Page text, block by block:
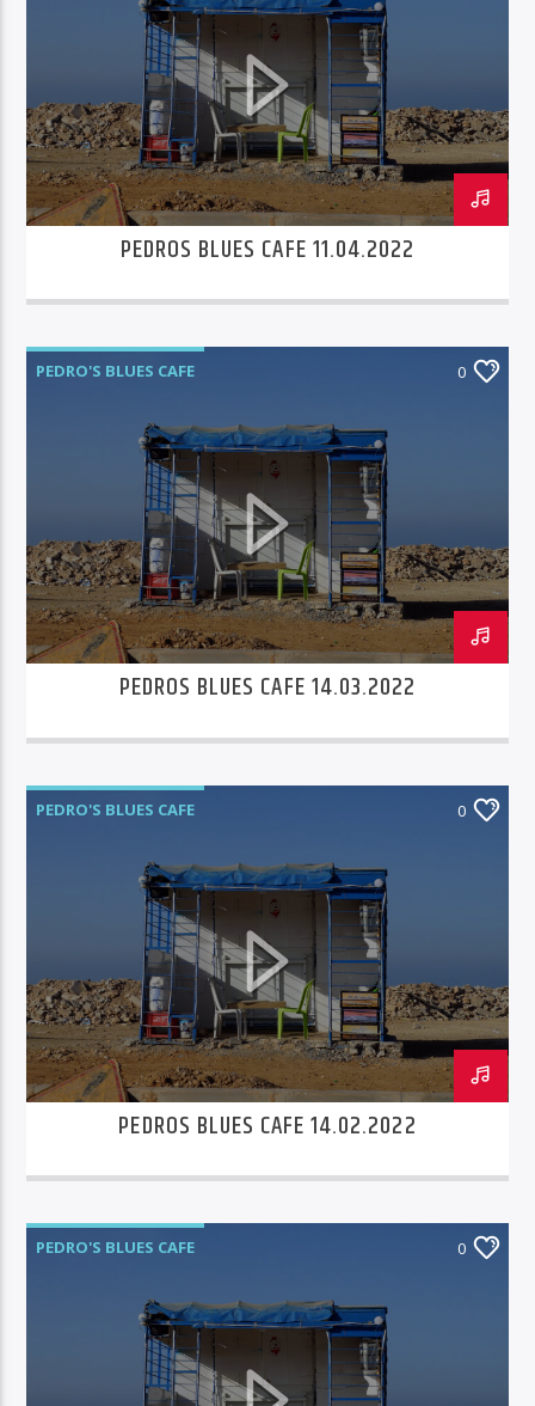
PEDROS BLUES CAFE 11.04.2022
PEDRO'S BLUES CAFE 0
PEDROS BLUES CAFE 14.03.2022
PEDRO'S BLUES CAFE 0
PEDROS BLUES CAFE 14.02.2022
PEDRO'S BLUES CAFE 0